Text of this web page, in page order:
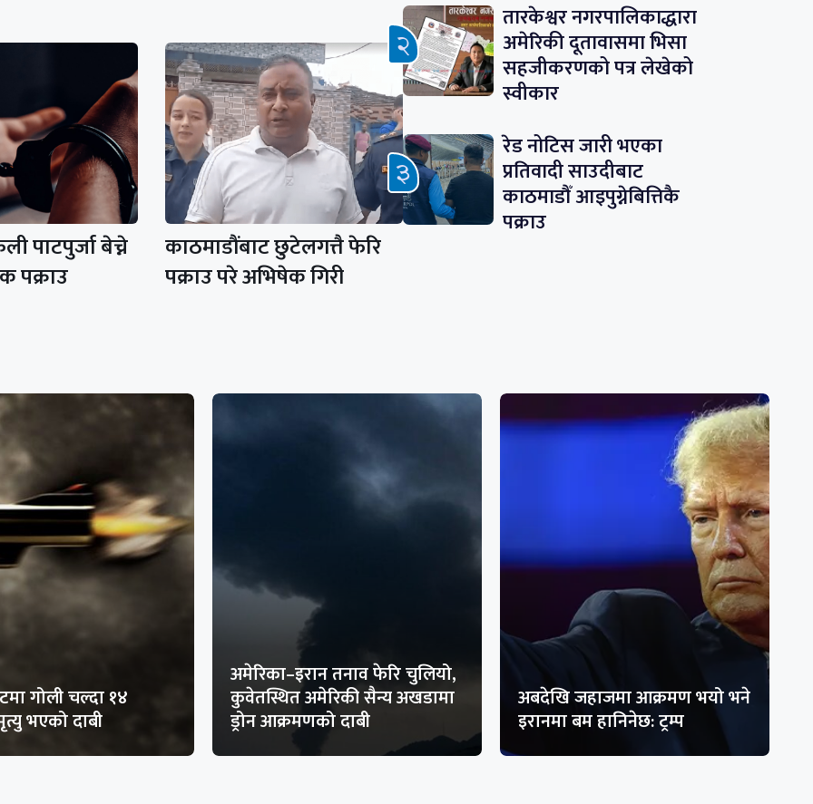
पाटपुर्जा बेच्ने
पक्राउ
काठमाडौंबाट छुटेलगत्तै फेरि
पक्राउ परे अभिषेक गिरी
तारकेश्वर नगरपालिकाद्धारा
अमेरिकी दूतावासमा भिसा
सहजीकरणको पत्र लेखेको
स्वीकार
रेड नोटिस जारी भएका
प्रतिवादी साउदीबाट
काठमाडौँ आइपुग्नेबित्तिकै
पक्राउ
गोली चल्दा १४
भएको दाबी
अमेरिका–इरान तनाव फेरि चुलियो,
कुवेतस्थित अमेरिकी सैन्य अखडामा
ड्रोन आक्रमणको दाबी
अबदेखि जहाजमा आक्रमण भयो भने
इरानमा बम हानिनेछ: ट्रम्प